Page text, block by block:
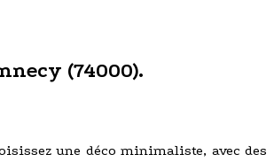
(74000).
une déco minimaliste, avec des